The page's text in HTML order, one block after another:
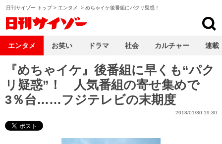
日刊サイゾー トップ> エンタメ > めちゃイケ後番組にパクリ疑惑！
『めちゃイケ』後番組に早くも“パク
リ疑惑”！ 人気番組の寄せ集めで
3％台……フジテレビの末期度
2018/01/30 19:30
エンタメ お笑い ドラマ 社会 カルチャー 連載